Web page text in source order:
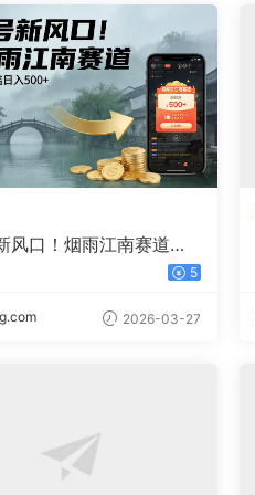
风口！烟雨江南赛道，
5
2026-03-27